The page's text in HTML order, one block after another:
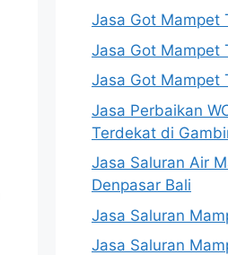
Jasa Got Mampet
Jasa Got Mampet
Jasa Got Mampet
Jasa Perbaikan
Terdekat di
Jasa Saluran Air
Denpasar Bali
Jasa Saluran
Jasa Saluran